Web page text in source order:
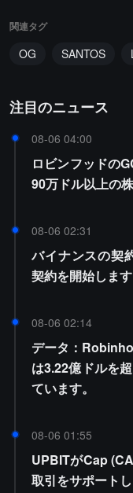
関連タグ
OG SANTOS
注目のニュース
08-06 04:00
ロビンフッドの
90万ドル以上の
08-06 02:31
バイナンスの契
契約を開始します
08-06 02:14
データ：
は3.22億ドルを
ています。
08-06 01:55
UPBITがCap
取引をサポートし